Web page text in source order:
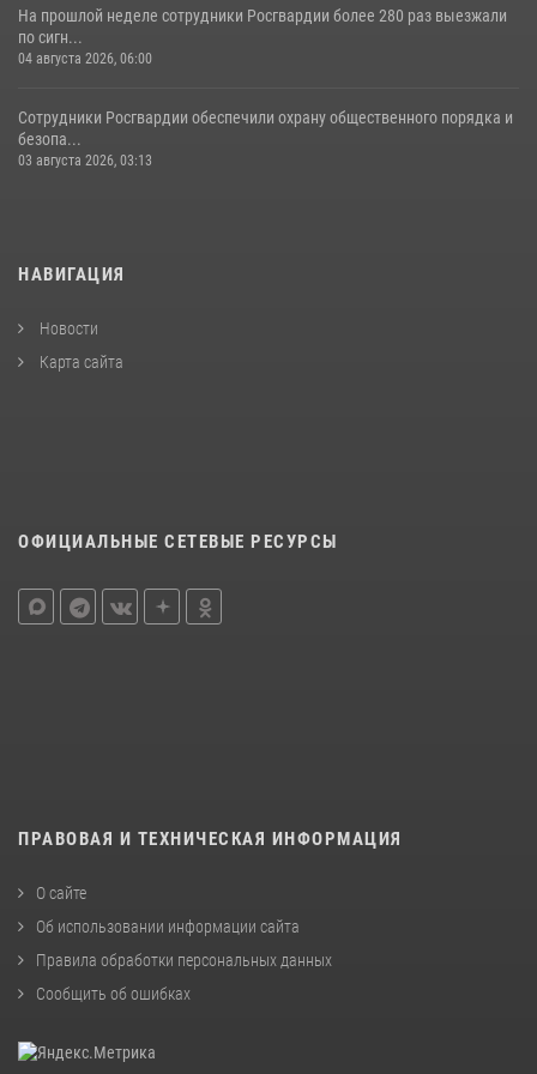
На прошлой неделе сотрудники Росгвардии более 280 раз выезжали
по сигн...
04 августа 2026, 06:00
Сотрудники Росгвардии обеспечили охрану общественного порядка и
безопа...
03 августа 2026, 03:13
НАВИГАЦИЯ
Новости
Карта сайта
ОФИЦИАЛЬНЫЕ СЕТЕВЫЕ РЕСУРСЫ
ПРАВОВАЯ И ТЕХНИЧЕСКАЯ ИНФОРМАЦИЯ
О сайте
Об использовании информации сайта
Правила обработки персональных данных
Сообщить об ошибках